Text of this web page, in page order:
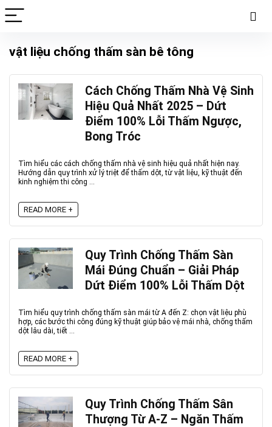
vật liệu chống thấm sàn bê tông
Cách Chống Thấm Nhà Vệ Sinh
Hiệu Quả Nhất 2025 – Dứt
Điểm 100% Lỗi Thấm Ngược,
Bong Tróc
Tìm hiểu các cách chống thấm nhà vệ sinh hiệu quả nhất hiện nay.
Hướng dẫn quy trình xử lý triệt để thấm dột, từ vật liệu, kỹ thuật đến
kinh nghiệm thi công ...
READ MORE +
Quy Trình Chống Thấm Sàn
Mái Đúng Chuẩn – Giải Pháp
Dứt Điểm 100% Lỗi Thấm Dột
Tìm hiểu quy trình chống thấm sàn mái từ A đến Z: chọn vật liệu phù
hợp, các bước thi công đúng kỹ thuật giúp bảo vệ mái nhà, chống thấm
dột lâu dài, tiết ...
READ MORE +
Quy Trình Chống Thấm Sân
Thượng Từ A-Z – Ngăn Thấm